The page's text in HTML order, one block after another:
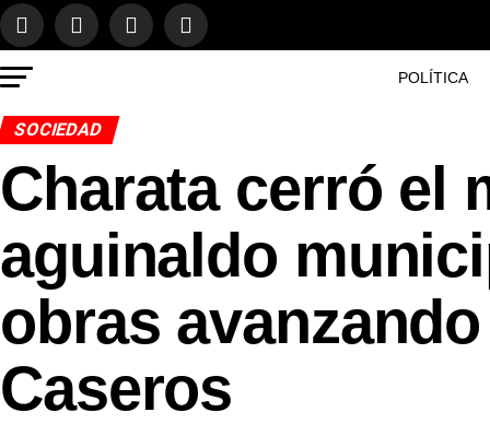
POLÍTICA
SOCIEDAD
Charata cerró el
aguinaldo
obras
Caseros